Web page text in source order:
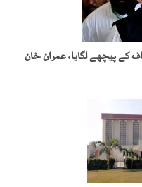
کے پیچھے لگایا، عمران خان